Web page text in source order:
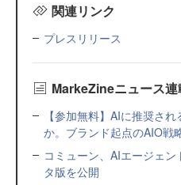
関連リンク
プレスリリース
MarkeZineニュース
【参加無料】AIに推奨さ
か。ブランド起点のAIO戦
コミューン、AIエージェ
タ版を公開